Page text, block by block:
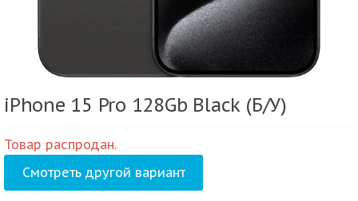
iPhone 15 Pro 128Gb Black (Б/У)
Товар распродан.
Смотреть другой вариант